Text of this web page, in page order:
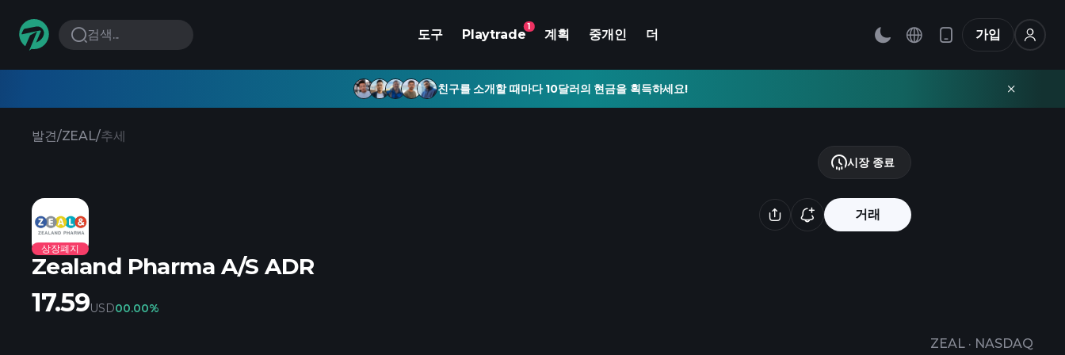
검색... 도구 Playtrade
1
계획 중개인 더 가입
친구를 소개할 때마다 10달러의 현금을 획득하세요!
발견/ZEAL/추세
상장폐지
거래
Zealand Pharma A/S ADR
ZEAL · NASDAQ
시장 종료
17.59USD00.00%